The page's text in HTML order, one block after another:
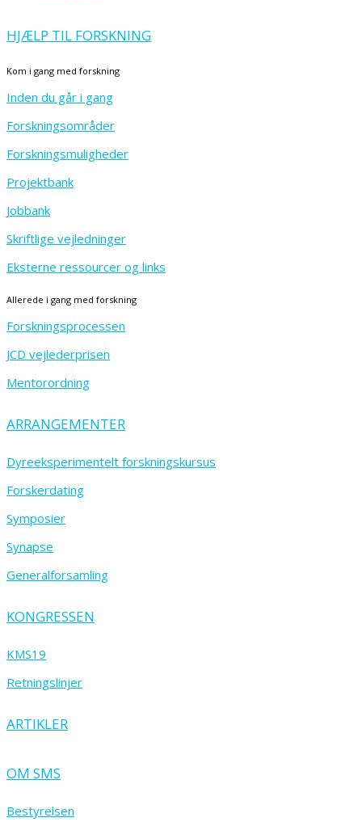
HJÆLP TIL FORSKNING
Kom i gang med forskning
Inden du går i gang
Forskningsområder
Forskningsmuligheder
Projektbank
Jobbank
Skriftlige vejledninger
Eksterne ressourcer og links
Allerede i gang med forskning
Forskningsprocessen
JCD vejlederprisen
Mentorordning
ARRANGEMENTER
Dyreeksperimentelt forskningskursus
Forskerdating
Symposier
Synapse
Generalforsamling
KONGRESSEN
KMS19
Retningslinjer
ARTIKLER
OM SMS
Bestyrelsen